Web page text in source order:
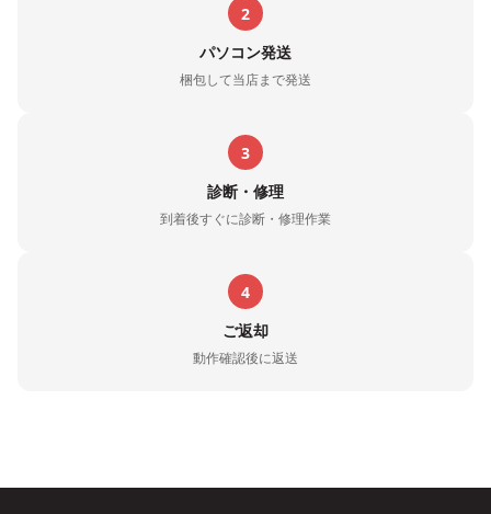
2
パソコン発送
梱包して当店まで発送
3
診断・修理
到着後すぐに診断・修理作業
4
ご返却
動作確認後に返送